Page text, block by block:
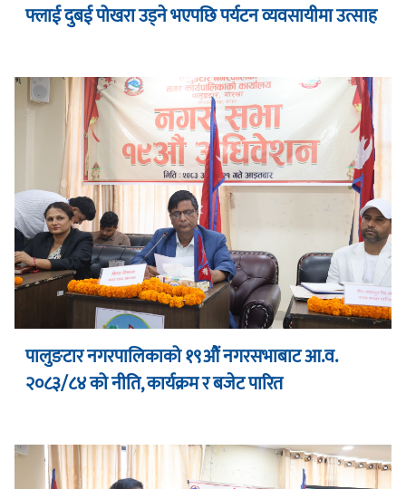
फ्लाई दुबई पोखरा उड्ने भएपछि पर्यटन व्यवसायीमा उत्साह
पालुङटार नगरपालिकाको १९औं नगरसभाबाट आ.व.
२०८३/८४ को नीति, कार्यक्रम र बजेट पारित